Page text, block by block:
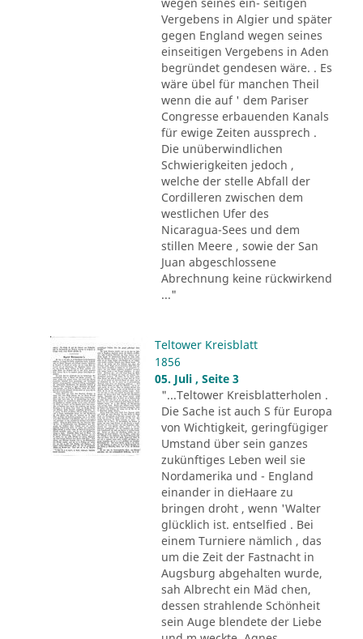
Vergebens in Algier und später
gegen England wegen seines
einseitigen Vergebens in Aden
begründet gendesen wäre. . Es
wäre übel für manchen Theil
wenn die auf ' dem Pariser
Congresse erbauenden Kanals
für ewige Zeiten aussprech .
Die unüberwindlichen
Schwierigkeiten jedoch ,
welche der stelle Abfall der
Cordilleren zwischen dem
westlichen Ufer des
Nicaragua-Sees und dem
stillen Meere , sowie der San
Juan abgeschlossene
Abrechnung keine rückwirkend
..."
Teltower Kreisblatt
1856
05. Juli , Seite 3
"...Teltower Kreisblatterholen .
Die Sache ist auch S für Europa
von Wichtigkeit, geringfügiger
Umstand über sein ganzes
zukünftiges Leben weil sie
Nordamerika und - England
einander in dieHaare zu
bringen droht , wenn 'Walter
glücklich ist. entselfied . Bei
einem Turniere nämlich , das
um die Zeit der Fastnacht in
Augsburg abgehalten wurde,
sah Albrecht ein Mäd chen,
dessen strahlende Schönheit
sein Auge blendete der Liebe